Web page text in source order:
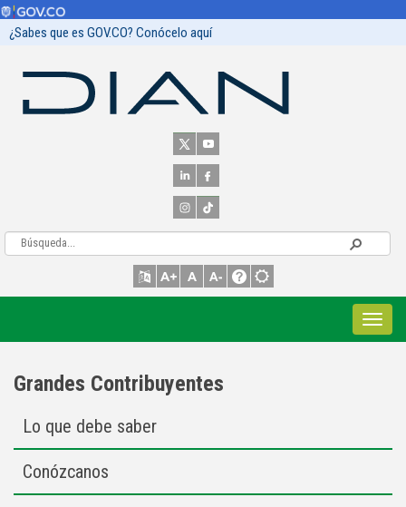
¿Sabes que es GOV.CO? Conócelo aquí
Grandes Contribuyentes
Lo que debe saber
Conózcanos